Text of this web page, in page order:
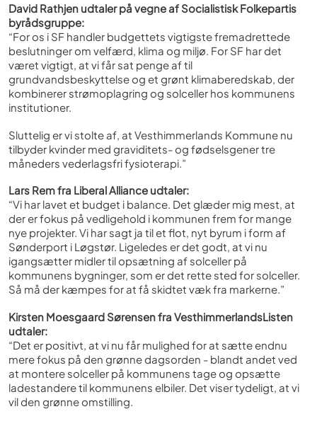
David Rathjen udtaler på vegne af Socialistisk Folkepartis
byrådsgruppe:
“For os i SF handler budgettets vigtigste fremadrettede
beslutninger om velfærd, klima og miljø. For SF har det
været vigtigt, at vi får sat penge af til
grundvandsbeskyttelse og et grønt klimaberedskab, der
kombinerer strømoplagring og solceller hos kommunens
institutioner.
Sluttelig er vi stolte af, at Vesthimmerlands Kommune nu
tilbyder kvinder med graviditets- og fødselsgener tre
måneders vederlagsfri fysioterapi.”
Lars Rem fra Liberal Alliance udtaler:
“Vi har lavet et budget i balance. Det glæder mig mest, at
der er fokus på vedligehold i kommunen frem for mange
nye projekter. Vi har sagt ja til et flot, nyt byrum i form af
Sønderport i Løgstør. Ligeledes er det godt, at vi nu
igangsætter midler til opsætning af solceller på
kommunens bygninger, som er det rette sted for solceller.
Så må der kæmpes for at få skidtet væk fra markerne.”
Kirsten Moesgaard Sørensen fra VesthimmerlandsListen
udtaler:
“Det er positivt, at vi nu får mulighed for at sætte endnu
mere fokus på den grønne dagsorden - blandt andet ved
at montere solceller på kommunens tage og opsætte
ladestandere til kommunens elbiler. Det viser tydeligt, at vi
vil den grønne omstilling.